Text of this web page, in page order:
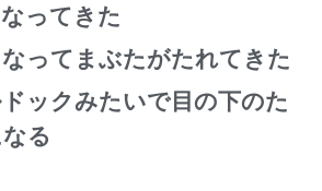
ってきた
ってまぶたがたれてきた
ックみたいで目の下のた
る